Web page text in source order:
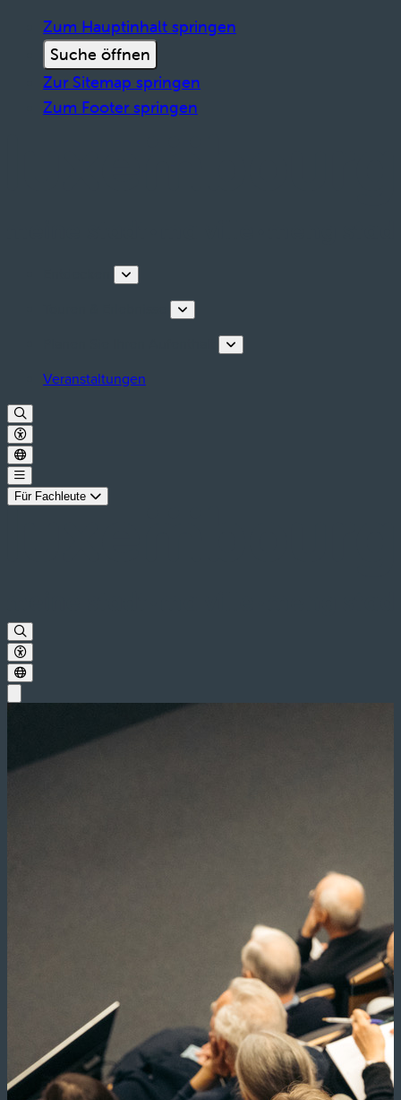
Zum Hauptinhalt springen
Suche öffnen
Zur Sitemap springen
Zum Footer springen
Veranstaltungen
Für Fachleute